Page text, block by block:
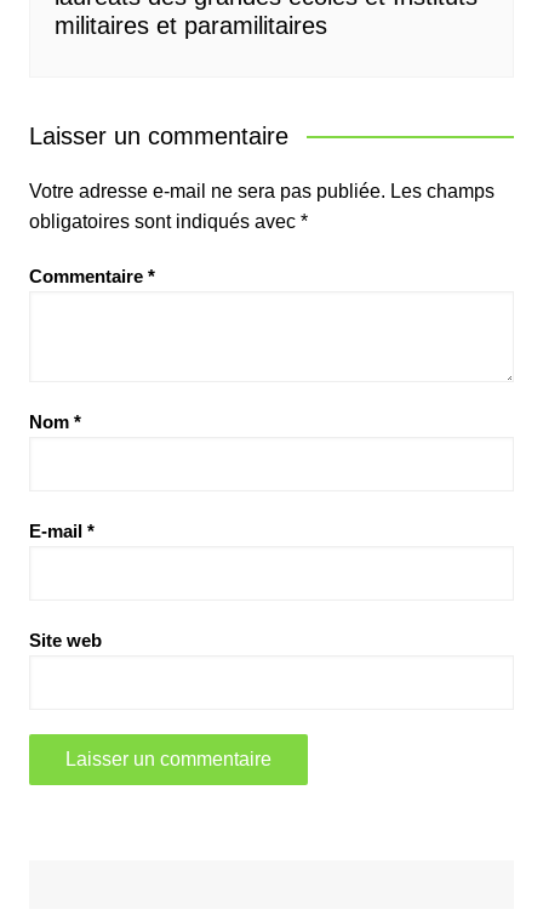
militaires et paramilitaires
Laisser un commentaire
Votre adresse e-mail ne sera pas publiée. Les champs
obligatoires sont indiqués avec *
Commentaire *
Nom *
E-mail *
Site web